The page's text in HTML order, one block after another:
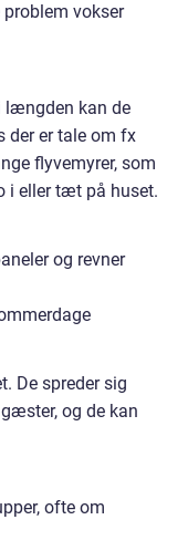
vokser
længden kan de
der er tale om fx
flyvemyrer, som
i eller tæt på huset.
og revner
De spreder sig
og de kan
ofte om